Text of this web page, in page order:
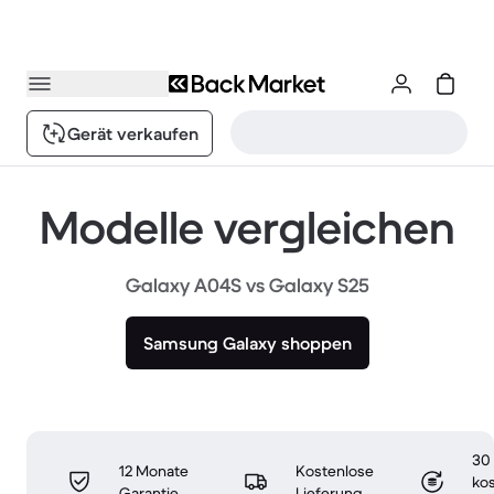
Gerät verkaufen
Modelle vergleichen
Galaxy A04S vs Galaxy S25
Samsung Galaxy shoppen
12 Monate
Kostenlose
30